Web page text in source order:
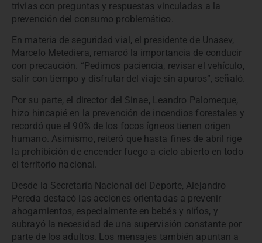
trivias con preguntas y respuestas vinculadas a la
prevención del consumo problemático.
En materia de seguridad vial, el presidente de Unasev,
Marcelo Metediera, remarcó la importancia de conducir
con precaución. “Pedimos paciencia, revisar el vehículo,
salir con tiempo y disfrutar del viaje sin apuros”, señaló.
Por su parte, el director del Sinae, Leandro Palomeque,
hizo hincapié en la prevención de incendios forestales y
recordó que el 90% de los focos ígneos tienen origen
humano. Asimismo, reiteró que hasta fines de abril rige
la prohibición de encender fuego a cielo abierto en todo
el territorio nacional.
Desde la Secretaría Nacional del Deporte, Alejandro
Pereda destacó las acciones orientadas a prevenir
ahogamientos, especialmente en bebés y niños, y
subrayó la necesidad de una supervisión constante por
parte de los adultos. Los mensajes también apuntan a